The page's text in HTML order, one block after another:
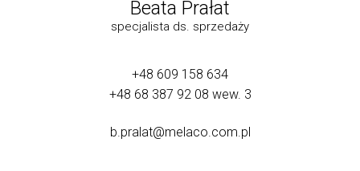
Beata Prałat
specjalista ds. sprzedaży
+48 609 158 634
+48 68 387 92 08 wew. 3
b.pralat@melaco.com.pl